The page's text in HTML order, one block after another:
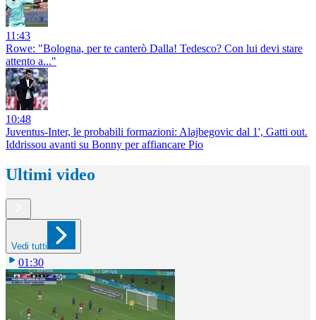
11:43
Rowe: "Bologna, per te canterò Dalla! Tedesco? Con lui devi stare
attento a..."
10:48
Juventus-Inter, le probabili formazioni: Alajbegovic dal 1', Gatti out.
Iddrissou avanti su Bonny per affiancare Pio
Ultimi video
Vedi tutti
01:30